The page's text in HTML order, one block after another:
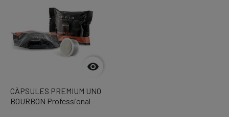

CÀPSULES PREMIUM UNO
BOURBON Professional